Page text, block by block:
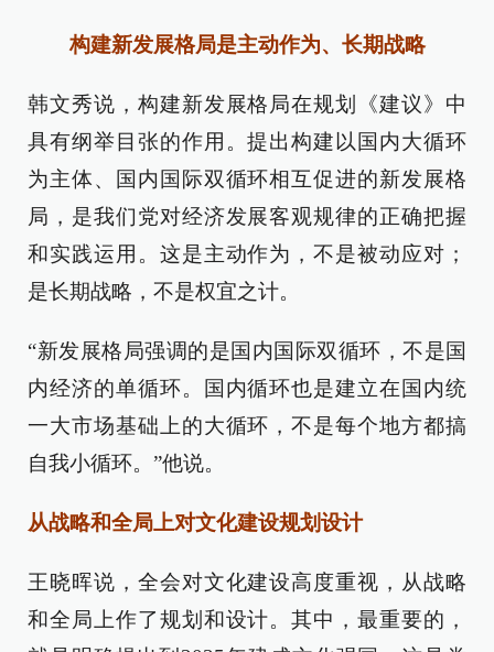
构建新发展格局是主动作为、长期战略
韩文秀说，构建新发展格局在规划《建议》中
具有纲举目张的作用。提出构建以国内大循环
为主体、国内国际双循环相互促进的新发展格
局，是我们党对经济发展客观规律的正确把握
和实践运用。这是主动作为，不是被动应对；
是长期战略，不是权宜之计。
“新发展格局强调的是国内国际双循环，不是国
内经济的单循环。国内循环也是建立在国内统
一大市场基础上的大循环，不是每个地方都搞
自我小循环。”他说。
从战略和全局上对文化建设规划设计
王晓晖说，全会对文化建设高度重视，从战略
和全局上作了规划和设计。其中，最重要的，